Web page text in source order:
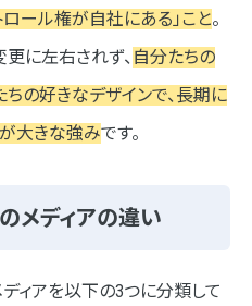
ール権が自社にある」こと。
に左右されず、 自分たちの
の好きなデザインで、長期に
大きな強みです。
メディアの違い
ィアを以下の3つに分類して